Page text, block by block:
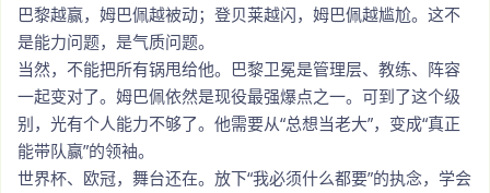
巴黎越赢，姆巴佩越被动；登贝莱越闪，姆巴佩越尴尬。这不
是能力问题，是气质问题。
当然，不能把所有锅甩给他。巴黎卫冕是管理层、教练、阵容
一起变对了。姆巴佩依然是现役最强爆点之一。可到了这个级
别，光有个人能力不够了。他需要从“总想当老大”，变成“真正
能带队赢”的领袖。
世界杯、欧冠，舞台还在。放下“我必须什么都要”的执念，学会